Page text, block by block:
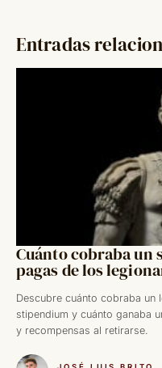
Entradas
Cuánto cobraba un
pagas de los
Descubre cuánto cobraba un
stipendium y cuánto ganaba
y recompensas al retirarse.